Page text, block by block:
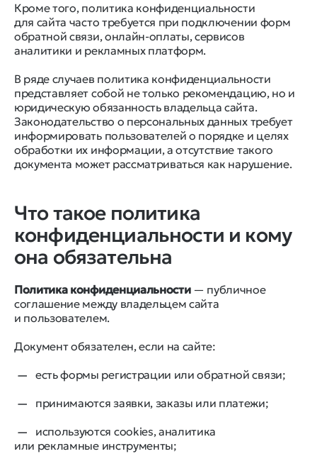
Кроме того, политика конфиденциальности
для сайта часто требуется при подключении форм
обратной связи, онлайн-оплаты, сервисов
аналитики и рекламных платформ.
В ряде случаев политика конфиденциальности
представляет собой не только рекомендацию, но и
юридическую обязанность владельца сайта.
Законодательство о персональных данных требует
информировать пользователей о порядке и целях
обработки их информации, а отсутствие такого
документа может рассматриваться как нарушение.
Что такое политика
конфиденциальности и кому
она обязательна
Политика конфиденциальности— публичное
соглашение между владельцем сайта
и пользователем.
Документ обязателен, если на сайте:
есть формы регистрации или обратной связи;
принимаются заявки, заказы или платежи;
используются cookies, аналитика
или рекламные инструменты;